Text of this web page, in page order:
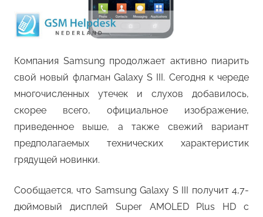
Компания Samsung продолжает активно пиарить
свой новый флагман Galaxy S III. Сегодня к череде
многочисленных утечек и слухов добавилось,
скорее всего, официальное изображение,
приведенное выше, а также свежий вариант
предполагаемых технических характеристик
грядущей новинки.
Сообщается, что Samsung Galaxy S III получит 4,7-
дюймовый дисплей Super AMOLED Plus HD с